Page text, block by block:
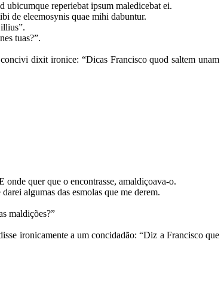
reperiebat ipsum maledicebat ei.
de eleemosynis quae mihi dabuntur.
tuas?”.
dixit ironice: “Dicas Francisco quod saltem unam
onde quer que o encontrasse, amaldiçoava-o.
algumas das esmolas que me derem.
maldições?”
ironicamente a um concidadão: “Diz a Francisco que